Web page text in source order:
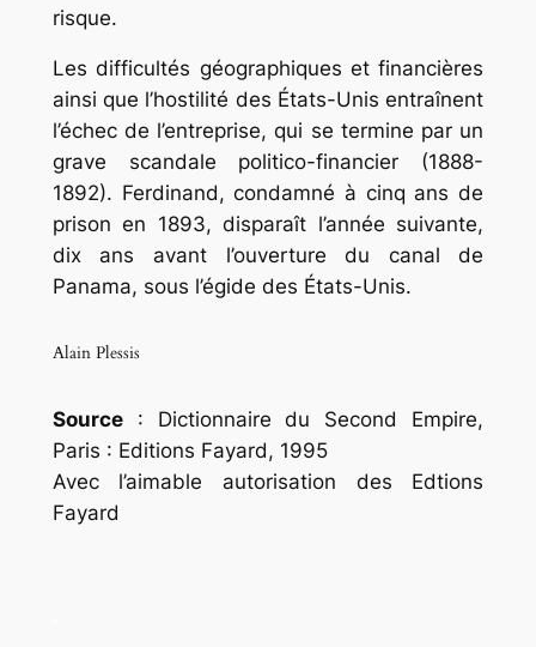
risque.
Les difficultés géographiques et financières
ainsi que l’hostilité des États-Unis entraînent
l’échec de l’entreprise, qui se termine par un
grave scandale politico-financier (1888-
1892). Ferdinand, condamné à cinq ans de
prison en 1893, disparaît l’année suivante,
dix ans avant l’ouverture du canal de
Panama, sous l’égide des États-Unis.
Alain Plessis
Source: Dictionnaire du Second Empire,
Paris : Editions Fayard, 1995
Avec l’aimable autorisation des Edtions
Fayard